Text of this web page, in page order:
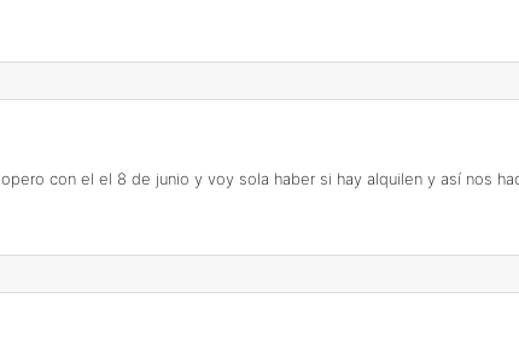
con el el 8 de junio y voy sola haber si hay alquilen y así nos